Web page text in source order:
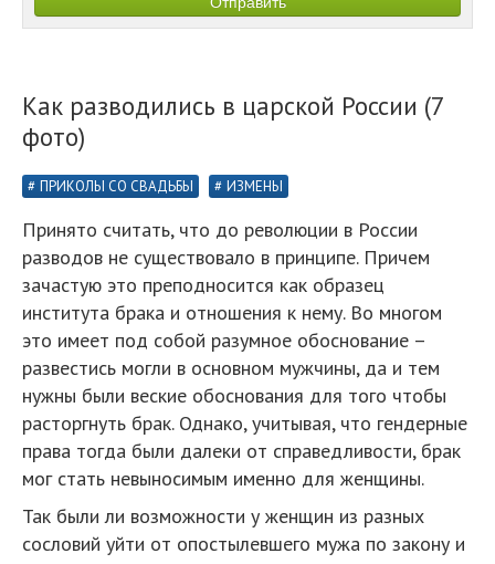
Как разводились в царской России (7
фото)
ПРИКОЛЫ СО СВАДЬБЫ ИЗМЕНЫ
Принято считать, что до революции в России
разводов не существовало в принципе. Причем
зачастую это преподносится как образец
института брака и отношения к нему. Во многом
это имеет под собой разумное обоснование –
развестись могли в основном мужчины, да и тем
нужны были веские обоснования для того чтобы
расторгнуть брак. Однако, учитывая, что гендерные
права тогда были далеки от справедливости, брак
мог стать невыносимым именно для женщины.
Так были ли возможности у женщин из разных
сословий уйти от опостылевшего мужа по закону и